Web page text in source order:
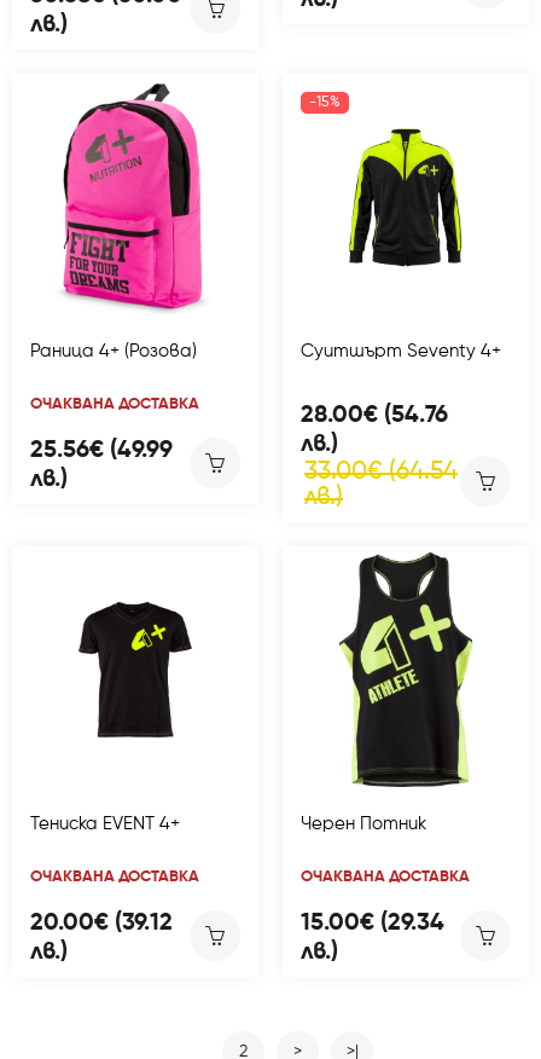
лв.)
Раница 4+ (Розова)
ОЧАКВАНА ДОСТАВКА
25.56€ (49.99
лв.)
-15%
Суитшърт Seventy 4+
28.00€ (54.76
лв.)
33.00€ (64.54
лв.)
Тениска EVENT 4+
ОЧАКВАНА ДОСТАВКА
20.00€ (39.12
лв.)
Черен Потник
ОЧАКВАНА ДОСТАВКА
15.00€ (29.34
лв.)
2 > >|